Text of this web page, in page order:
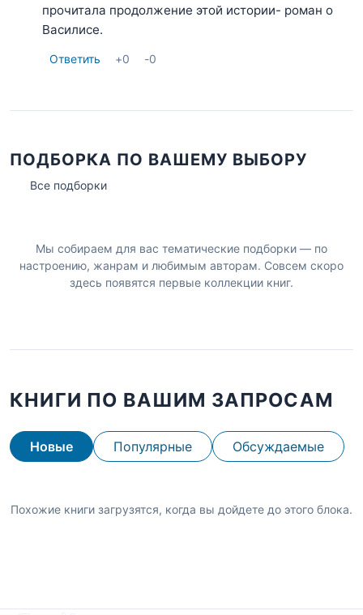
прочитала продолжение этой истории- роман о
Василисе.
Ответить +0 -0
ПОДБОРКА ПО ВАШЕМУ ВЫБОРУ
Все подборки
Мы собираем для вас тематические подборки — по
настроению, жанрам и любимым авторам. Совсем скоро
здесь появятся первые коллекции книг.
КНИГИ ПО ВАШИМ ЗАПРОСАМ
Новые Популярные Обсуждаемые
Похожие книги загрузятся, когда вы дойдете до этого блока.